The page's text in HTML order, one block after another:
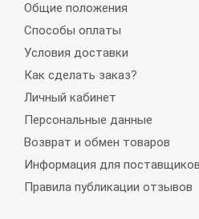
Общие положения
Способы оплаты
Условия доставки
Как сделать заказ?
Личный кабинет
Персональные данные
Возврат и обмен товаров
Информация для поставщиков
Правила публикации отзывов